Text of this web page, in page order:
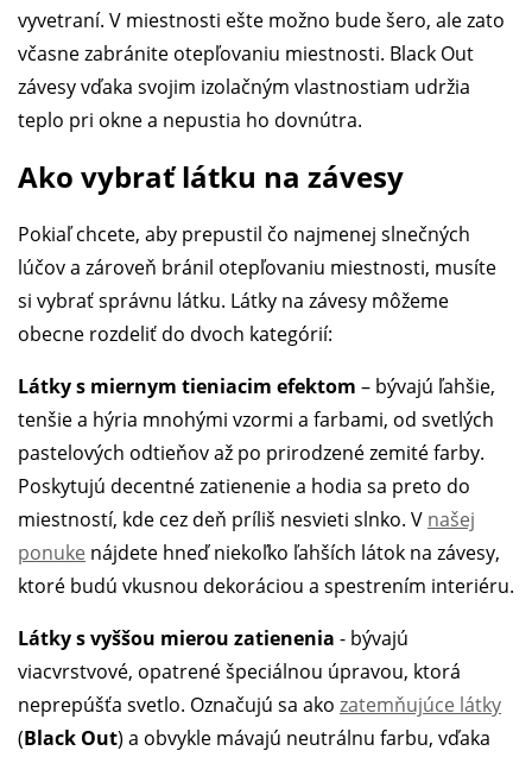
vyvetraní. V miestnosti ešte možno bude šero, ale zato
včasne zabránite otepľovaniu miestnosti. Black Out
závesy vďaka svojim izolačným vlastnostiam udržia
teplo pri okne a nepustia ho dovnútra.
Ako vybrať látku na závesy
Pokiaľ chcete, aby prepustil čo najmenej slnečných
lúčov a zároveň bránil otepľovaniu miestnosti, musíte
si vybrať správnu látku. Látky na závesy môžeme
obecne rozdeliť do dvoch kategórií:
Látky s miernym tieniacim efektom – bývajú ľahšie,
tenšie a hýria mnohými vzormi a farbami, od svetlých
pastelových odtieňov až po prirodzené zemité farby.
Poskytujú decentné zatienenie a hodia sa preto do
miestností, kde cez deň príliš nesvieti slnko. V našej
ponuke nájdete hneď niekoľko ľahších látok na závesy,
ktoré budú vkusnou dekoráciou a spestrením interiéru.
Látky s vyššou mierou zatienenia - bývajú
viacvrstvové, opatrené špeciálnou úpravou, ktorá
neprepúšťa svetlo. Označujú sa ako zatemňujúce látky
(Black Out) a obvykle mávajú neutrálnu farbu, vďaka